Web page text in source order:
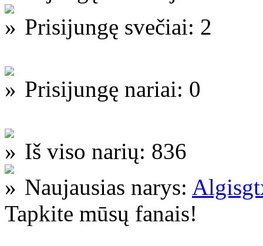
Prisijungę svečiai: 2
Prisijungę nariai: 0
Iš viso narių: 836
Naujausias narys:
Tapkite mūsų fanais!